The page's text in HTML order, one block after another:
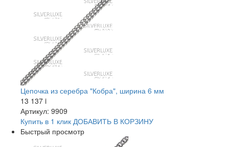
Цепочка из серебра "Кобра", ширина 6 мм
13 137 i
Артикул: 9909
Купить в 1 клик ДОБАВИТЬ В КОРЗИНУ
Быстрый просмотр